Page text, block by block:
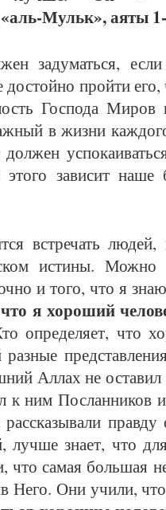
Мульк», аяты
задуматься,
пройти его,
Господа Миров
в жизни
должен
этого зависит
встречать
истины.
и того, что я
я хороший
определяет, что
Аллах не
к ним Посланников
лучше знает, что
самая большая
Него. Они учили,